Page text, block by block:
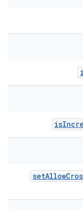
is
setAllow